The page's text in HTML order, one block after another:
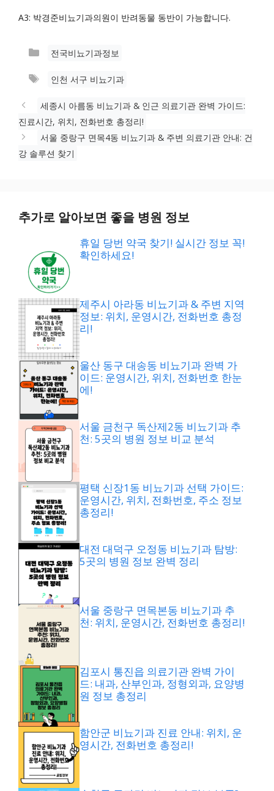
A3: 박경준비뇨기과의원이 반려동물 동반이 가능합니다.
카
고
전국비뇨기과정보
태
인천 서구 비뇨기과
세종시 아름동 비뇨기과 & 인근 의료기관 완벽 가이드:
진료시간, 위치, 전화번호 총정리!
서울 중랑구 면목4동 비뇨기과 & 주변 의료기관 안내: 건
강 솔루션 찾기
추가로 알아보면 좋을 병원 정보
휴일 당번 약국 찾기! 실시간 정보 꼭!
확인하세요!
제주시 아라동 비뇨기과 & 주변 지역
정보: 위치, 운영시간, 전화번호 총정
리!
울산 동구 대송동 비뇨기과 완벽 가
이드: 운영시간, 위치, 전화번호 한눈
에!
서울 금천구 독산제2동 비뇨기과 추
천: 5곳의 병원 정보 비교 분석
평택 신장1동 비뇨기과 선택 가이드:
운영시간, 위치, 전화번호, 주소 정보
총정리!
대전 대덕구 오정동 비뇨기과 탐방:
5곳의 병원 정보 완벽 정리
서울 중랑구 면목본동 비뇨기과 추
천: 위치, 운영시간, 전화번호 총정리!
김포시 통진읍 의료기관 완벽 가이
드: 내과, 산부인과, 정형외과, 요양병
원 정보 총정리
함안군 비뇨기과 진료 안내: 위치, 운
영시간, 전화번호 총정리!